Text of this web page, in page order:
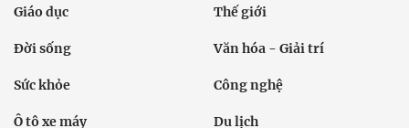
Giáo dục Thế giới
Đời sống Văn hóa - Giải trí
Sức khỏe Công nghệ
Ô tô xe máy Du lịch